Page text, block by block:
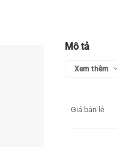
Mô tả
Xem thêm
Giá bán lẻ